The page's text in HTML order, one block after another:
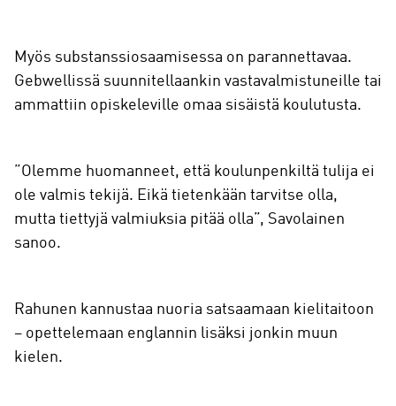
Myös substanssiosaamisessa on parannettavaa.
Gebwellissä suunnitellaankin vastavalmistuneille tai
ammattiin opiskeleville omaa sisäistä koulutusta.
”Olemme huomanneet, että koulunpenkiltä tulija ei
ole valmis tekijä. Eikä tietenkään tarvitse olla,
mutta tiettyjä valmiuksia pitää olla”, Savolainen
sanoo.
Rahunen kannustaa nuoria satsaamaan kielitaitoon
– opettelemaan englannin lisäksi jonkin muun
kielen.